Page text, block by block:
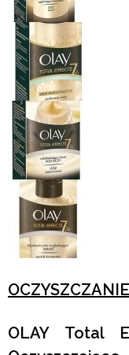
OLAY Total